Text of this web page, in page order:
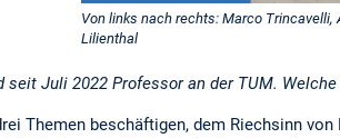
Von links nach rechts: Marco Trincavelli,
Lilienthal
Juli 2022 Professor an der TUM.
Themen beschäftigen, dem Riechsinn